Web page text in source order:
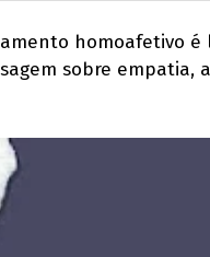
homoafetivo
sobre empatia,